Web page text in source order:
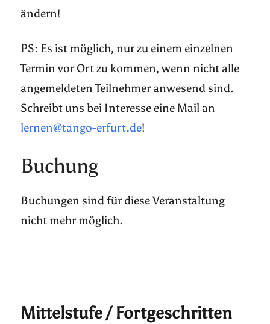
ändern!
PS: Es ist möglich, nur zu einem einzelnen
Termin vor Ort zu kommen, wenn nicht alle
angemeldeten Teilnehmer anwesend sind.
Schreibt uns bei Interesse eine Mail an
lernen@tango-erfurt.de!
Buchung
Buchungen sind für diese Veranstaltung
nicht mehr möglich.
Mittelstufe / Fortgeschritten